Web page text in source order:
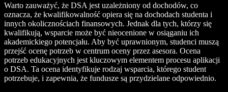
Warto zauważyć, że DSA jest uzależniony od dochodów, co
oznacza, że kwalifikowalność opiera się na dochodach studenta i
innych okolicznościach finansowych. Jednak dla tych, którzy się
kwalifikują, wsparcie może być nieocenione w osiąganiu ich
akademickiego potencjału. Aby być uprawnionym, studenci muszą
przejść ocenę potrzeb w centrum oceny przez asesora. Ocena
potrzeb edukacyjnych jest kluczowym elementem procesu aplikacji
o DSA. Ta ocena identyfikuje rodzaj wsparcia, którego student
potrzebuje, i zapewnia, że fundusze są przydzielane odpowiednio.